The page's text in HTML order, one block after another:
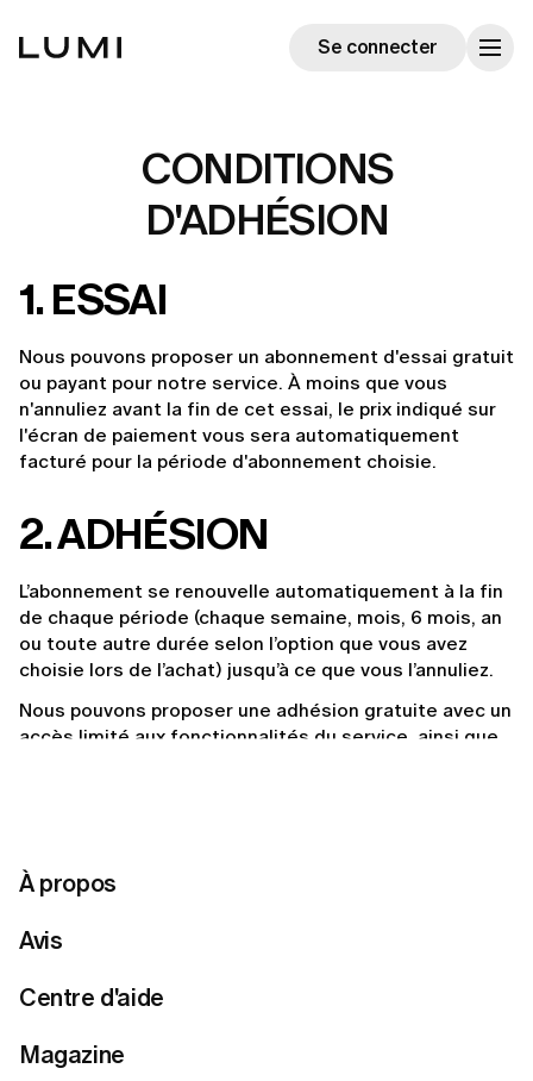
À propos
Avis
Centre d'aide
Magazine
Se connecter
CONDITIONS
D'ADHÉSION
1. ESSAI
Nous pouvons proposer un abonnement d'essai gratuit
ou payant pour notre service. À moins que vous
n'annuliez avant la fin de cet essai, le prix indiqué sur
l'écran de paiement vous sera automatiquement
facturé pour la période d'abonnement choisie.
2. ADHÉSION
L’abonnement se renouvelle automatiquement à la fin
de chaque période (chaque semaine, mois, 6 mois, an
ou toute autre durée selon l’option que vous avez
choisie lors de l’achat) jusqu’à ce que vous l’annuliez.
Nous pouvons proposer une adhésion gratuite avec un
accès limité aux fonctionnalités du service, ainsi que
reprendront le mois suivant. En choisissant de «
avantages de votre abonnement, mais vous ne
3. SOLDE